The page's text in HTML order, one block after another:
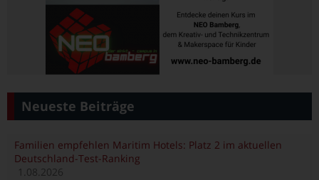
Neueste Beiträge
Familien empfehlen Maritim Hotels: Platz 2 im aktuellen
Deutschland-Test-Ranking
1.08.2026